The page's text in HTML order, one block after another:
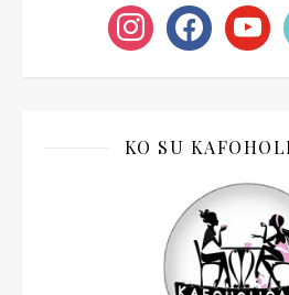
instagramfacebookyoutube
KO SU